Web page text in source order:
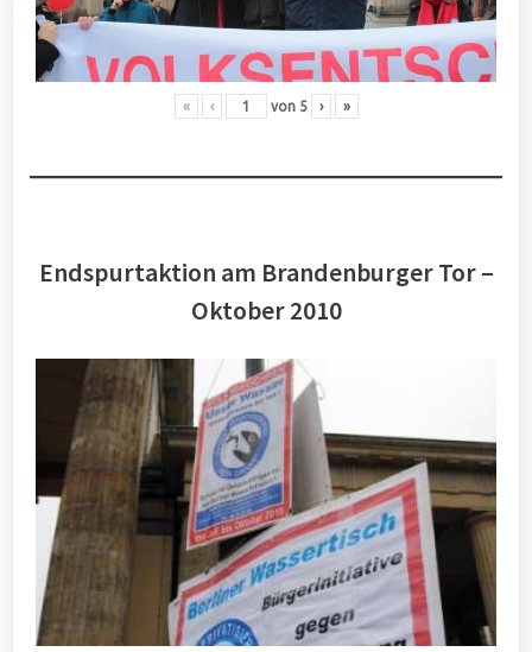
« ‹ von 5 › »
Endspurtaktion am Brandenburger Tor –
Oktober 2010